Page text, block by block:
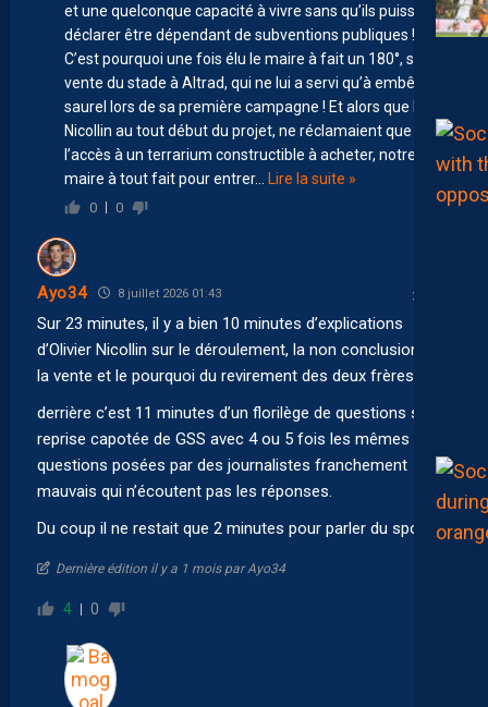
et une quelconque capacité à vivre sans qu’ils puissent
déclarer être dépendant de subventions publiques !
C’est pourquoi une fois élu le maire à fait un 180°, sur la
vente du stade à Altrad, qui ne lui a servi qu’à embêter
saurel lors de sa première campagne ! Et alors que les
Nicollin au tout début du projet, ne réclamaient que
l’accès à un terrarium constructible à acheter, notre
maire à tout fait pour entrer… Lire la suite »
0 0
Ayo34 8 juillet 2026 01:43
Sur 23 minutes, il y a bien 10 minutes d’explications
d’Olivier Nicollin sur le déroulement, la non conclusion de
la vente et le pourquoi du revirement des deux frères.
derrière c’est 11 minutes d’un florilège de questions sur la
reprise capotée de GSS avec 4 ou 5 fois les mêmes
questions posées par des journalistes franchement
mauvais qui n’écoutent pas les réponses.
Du coup il ne restait que 2 minutes pour parler du sportif…
Dernière édition il y a 1 mois par Ayo34
4 0